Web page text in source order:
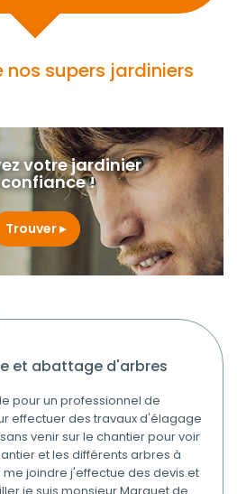
nos supers jardiniers
votre jardinier
!
Trouver
et abattage d'arbres
pour un professionnel de
effectuer des travaux d'élagage
venir sur le chantier pour voir
et les différents arbres à
joindre j'effectue des devis et